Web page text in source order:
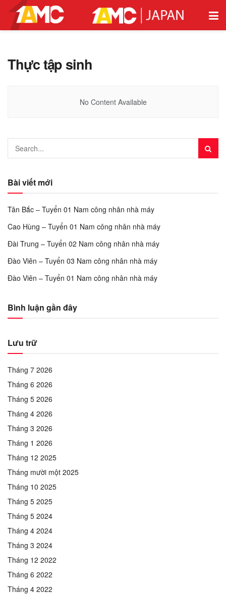
Thực tập sinh
No Content Available
Bài viết mới
Tân Bắc – Tuyển 01 Nam công nhân nhà máy
Cao Hùng – Tuyển 01 Nam công nhân nhà máy
Đài Trung – Tuyển 02 Nam công nhân nhà máy
Đào Viên – Tuyển 03 Nam công nhân nhà máy
Đào Viên – Tuyển 01 Nam công nhân nhà máy
Bình luận gần đây
Lưu trữ
Tháng 7 2026
Tháng 6 2026
Tháng 5 2026
Tháng 4 2026
Tháng 3 2026
Tháng 1 2026
Tháng 12 2025
Tháng mười một 2025
Tháng 10 2025
Tháng 5 2025
Tháng 5 2024
Tháng 4 2024
Tháng 3 2024
Tháng 12 2022
Tháng 6 2022
Tháng 4 2022